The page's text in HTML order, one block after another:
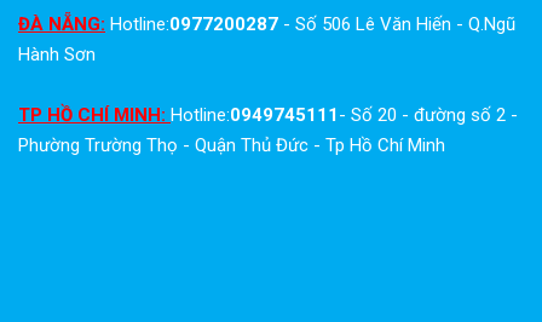
ĐÀ NẴNG: Hotline:0977200287 - Số 506 Lê Văn Hiến - Q.Ngũ
Hành Sơn
TP HỒ CHÍ MINH: Hotline:0949745111- Số 20 - đường số 2 -
Phường Trường Thọ - Quận Thủ Đức - Tp Hồ Chí Minh